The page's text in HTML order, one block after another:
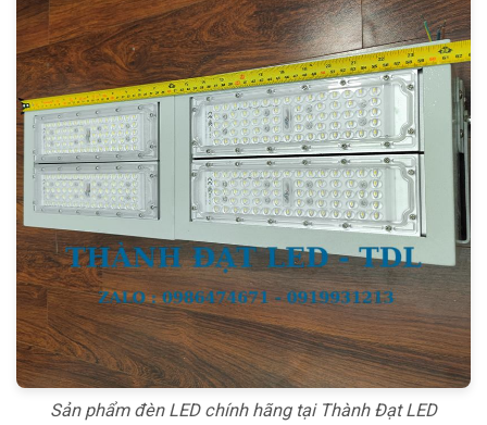
Sản phẩm đèn LED chính hãng tại Thành Đạt LED